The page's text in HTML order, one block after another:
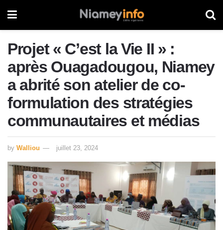
Projet « C’est la Vie II » :
après Ouagadougou, Niamey
a abrité son atelier de co-
formulation des stratégies
communautaires et médias
by Walliou juillet 23, 2024